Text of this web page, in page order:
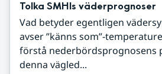
Tolka SMHIs väderprognoser
Vad betyder egentligen
avser ”känns som”-
förstå nederbördsprognosens
denna vägled...